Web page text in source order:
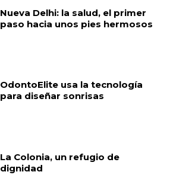
Nueva Delhi: la salud, el primer
paso hacia unos pies hermosos
OdontoElite usa la tecnología
para diseñar sonrisas
La Colonia, un refugio de
dignidad